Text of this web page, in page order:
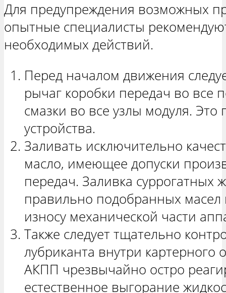
Для предупреждения возможных
опытные специалисты
необходимых действий.
Перед началом движения
рычаг коробки передач во все
смазки во все узлы модуля. Это
устройства.
Заливать исключительно
масло, имеющее допуски
передач. Заливка суррогатных
правильно подобранных масел
износу механической части
Также следует тщательно
лубриканта внутри картерного
АКПП чрезвычайно остро
естественное выгорание